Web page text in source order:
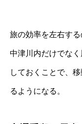
旅の効率を左右する
中津川内だけでな
しておくことで、
るようになる。